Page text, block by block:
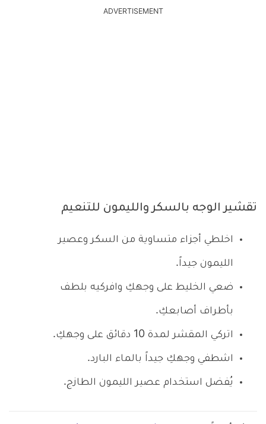
ADVERTISEMENT
تقشير الوجه بالسكر والليمون للتنعيم
اخلطي أجزاء متساوية من السكر وعصير
الليمون جيداً.
ضعي الخليط على وجهكِ وافركيه بلطف
بأطراف أصابعكِ.
اتركي المقشر لمدة 10 دقائق على وجهكِ.
اشطفي وجهكِ جيداً بالماء البارد.
يُفضل استخدام عصير الليمون الطازج.